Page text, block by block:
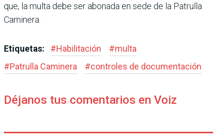
que, la multa debe ser abonada en sede de la Patrulla
Caminera.
Etiquetas: #Habilitación #multa
#Patrulla Caminera #controles de documentación
Déjanos tus comentarios en Voiz